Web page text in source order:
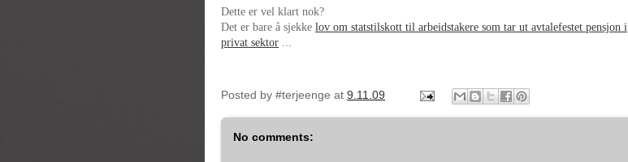
Dette er vel klart nok?
Det er bare å sjekke lov om statstilskott til arbeidstakere som tar ut avtalefestet pensjon i
privat sektor ...
Posted by #terjeenge at 9.11.09
No comments: